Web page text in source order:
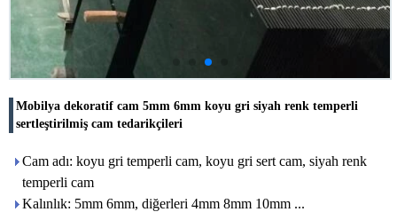
Mobilya dekoratif cam 5mm 6mm koyu gri siyah renk temperli
sertleştirilmiş cam tedarikçileri
Cam adı: koyu gri temperli cam, koyu gri sert cam, siyah renk
temperli cam
Kalınlık: 5mm 6mm, diğerleri 4mm 8mm 10mm ...